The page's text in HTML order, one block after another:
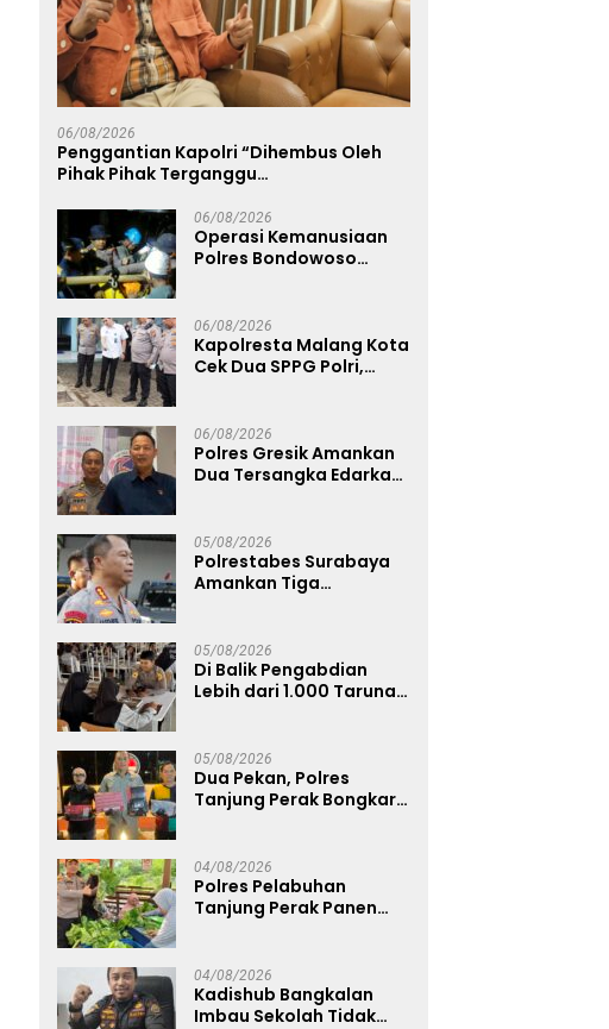
06/08/2026
Penggantian Kapolri “Dihembus Oleh
Pihak Pihak Terganggu
06/08/2026
Operasi Kemanusiaan
Polres Bondowoso
Piramid
06/08/2026
Kapolresta Malang Kota
Cek Dua SPPG Polri,
Pengelolaan Limbah
Berjalan Optimal
06/08/2026
Polres Gresik Amankan
Dua Tersangka Edarkan
05/08/2026
Polrestabes Surabaya
Amankan Tiga
05/08/2026
Di Balik Pengabdian
Lebih dari 1.000 Taruna,
Siswa Sekolah Rakyat
05/08/2026
Dua Pekan, Polres
Tanjung Perak Bongkar
Ekstasi
04/08/2026
Polres Pelabuhan
Tanjung Perak Panen
Ketahanan Pangan
Nasional
04/08/2026
Kadishub Bangkalan
Imbau Sekolah Tidak